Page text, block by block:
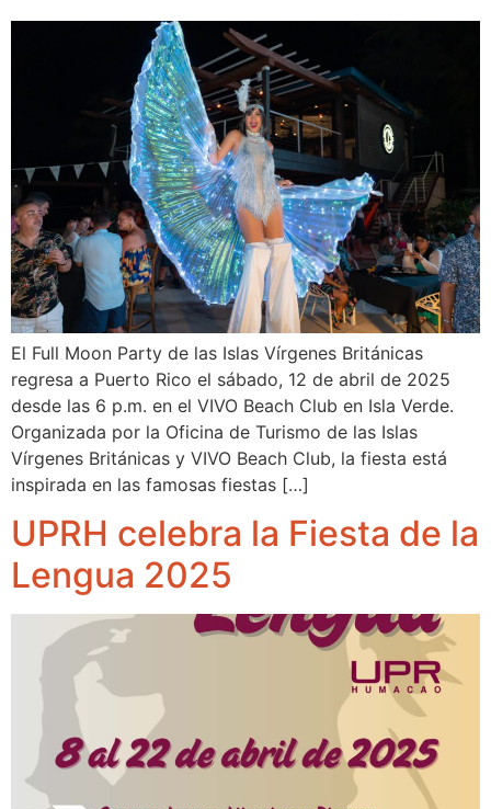
El Full Moon Party de las Islas Vírgenes Británicas
regresa a Puerto Rico el sábado, 12 de abril de 2025
desde las 6 p.m. en el VIVO Beach Club en Isla Verde.
Organizada por la Oficina de Turismo de las Islas
Vírgenes Británicas y VIVO Beach Club, la fiesta está
inspirada en las famosas fiestas […]
UPRH celebra la Fiesta de la
Lengua 2025